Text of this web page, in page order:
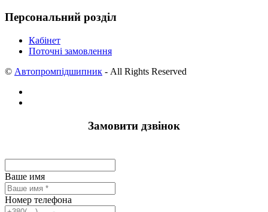
Персональний розділ
Кабінет
Поточні замовлення
© Автопромпідшипник - All Rights Reserved
Замовити дзвінок
Ваше имя
Номер телефона